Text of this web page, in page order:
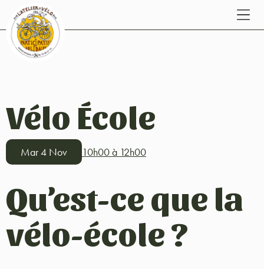
Vélo École
Mar 4 Nov 10h00 à 12h00
Qu’est-ce que la
vélo-école ?